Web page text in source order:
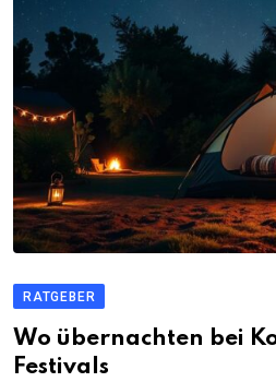
RATGEBER
Wo übernachten bei
Festivals